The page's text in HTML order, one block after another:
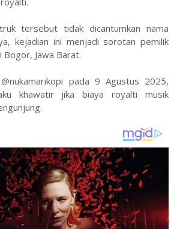
tersebut tidak dicantumkan nama
kejadian ini menjadi sorotan pemilik
Bogor, Jawa Barat.
pada 9 Agustus 2025,
khawatir jika biaya royalti musik